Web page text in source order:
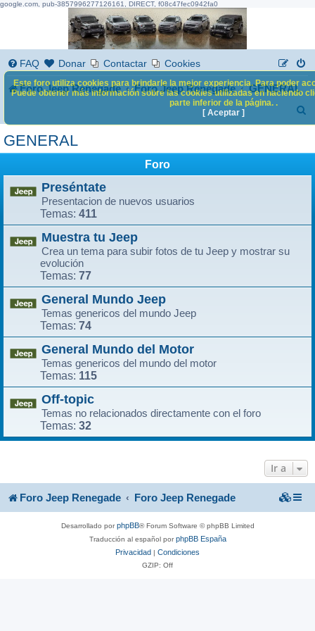
google.com, pub-3857996277126161, DIRECT, f08c47fec0942fa0
FAQ Donar Contactar Cookies
Foro Jeep Renegade Foro Jeep Renegade GENERAL
GENERAL
Foro
Preséntate
Presentacion de nuevos usuarios
Temas: 411
Muestra tu Jeep
Crea un tema para subir fotos de tu Jeep y mostrar su
evolución
Temas: 77
General Mundo Jeep
Temas genericos del mundo Jeep
Temas: 74
General Mundo del Motor
Temas genericos del mundo del motor
Temas: 115
Off-topic
Temas no relacionados directamente con el foro
Temas: 32
Ir a
Este foro utiliza cookies para brindarle la mejor experiencia. Para poder
Puede obtener más información sobre las cookies utilizadas en haciendo
parte inferior de la página. .
[ Aceptar ]
Foro Jeep Renegade Foro Jeep Renegade
Desarrollado porphpBB® Forum Software © phpBB Limited
Traducción al español porphpBB España
Privacidad | Condiciones
GZIP: Off